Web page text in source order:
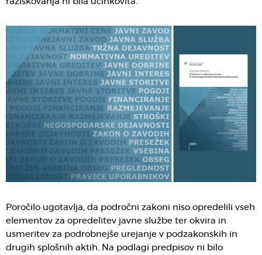
Poročilo ugotavlja, da področni zakoni niso opredelili vseh
elementov za opredelitev javne službe ter okvira in
usmeritev za podrobnejše urejanje v podzakonskih in
drugih splošnih aktih. Na podlagi predpisov ni bilo